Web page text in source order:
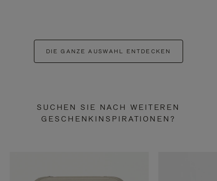
DIE GANZE AUSWAHL ENTDECKEN
SUCHEN SIE NACH WEITEREN
GESCHENKINSPIRATIONEN?